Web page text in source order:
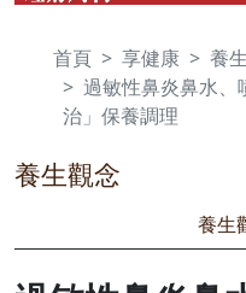
首頁 享健康
養
過敏性鼻炎鼻水
治」保養調理
養生觀念
養生